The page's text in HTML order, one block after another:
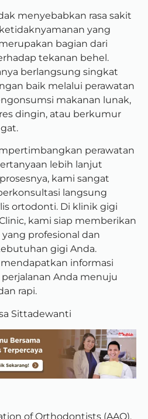
menyebabkan rasa sakit
yang
bagian dari
tekanan behel.
berlangsung singkat
baik melalui perawatan
makanan lunak,
dingin, atau berkumur
perawatan
lebih lanjut
kami sangat
langsung
ortodonti. Di klinik gigi
kami siap memberikan
profesional dan
gigi Anda.
informasi
Anda menuju
rapi.
Sittadewanti
of Orthodontists (AAO).